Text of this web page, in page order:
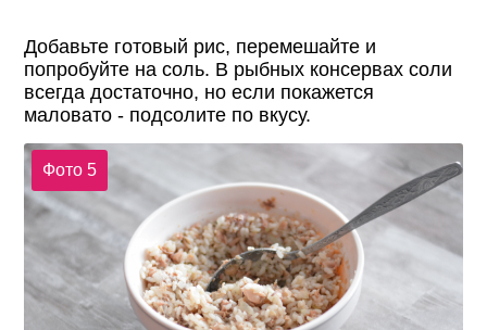
Добавьте готовый рис, перемешайте и
попробуйте на соль. В рыбных консервах соли
всегда достаточно, но если покажется
маловато - подсолите по вкусу.
Фото 5